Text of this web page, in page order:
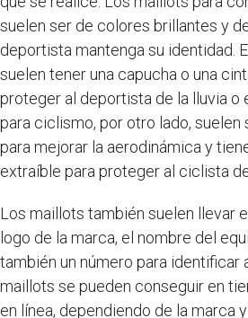
suelen ser de colores brillantes y
deportista mantenga su identidad.
suelen tener una capucha o una
proteger al deportista de la lluvia o
para ciclismo, por otro lado, suelen
para mejorar la aerodinámica y
extraíble para proteger al ciclista
Los maillots también suelen llevar
logo de la marca, el nombre del
también un número para identificar
maillots se pueden conseguir en
en línea, dependiendo de la marca